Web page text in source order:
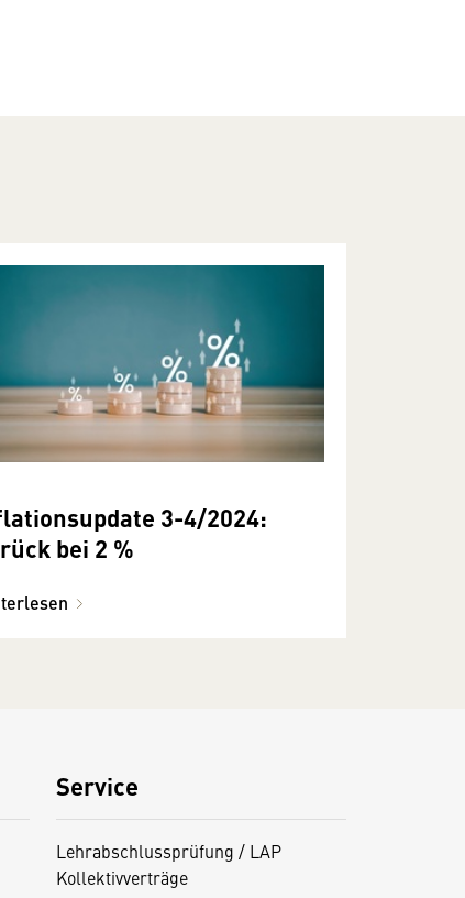
3-4/2024:
bei 2 %
Service
Lehrabschlussprüfung / LAP
Kollektivverträge